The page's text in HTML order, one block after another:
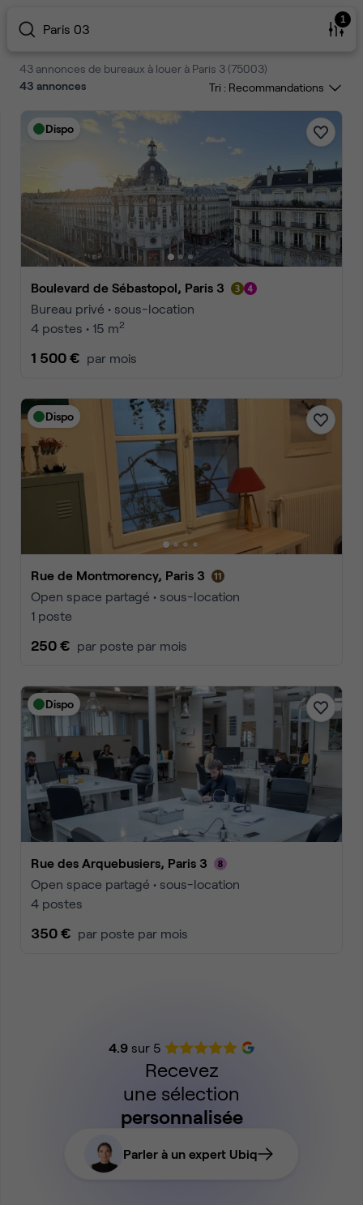
Paris 03
1
43 annonces de bureaux à louer à Paris 3 (75003)
43 annonces Tri :
Dispo
Boulevard de Sébastopol, Paris 3
Bureau privé • sous-location
4 postes • 15 m2
1 500 € par mois
Dispo
Rue de Montmorency, Paris 3
Open space partagé • sous-location
1 poste
250 € par poste par mois
Dispo
Rue des Arquebusiers, Paris 3
Open space partagé • sous-location
4 postes
350 € par poste par mois
4.9sur 5
Recevez
une sélection
personnalisée
Parler à un expert Ubiq